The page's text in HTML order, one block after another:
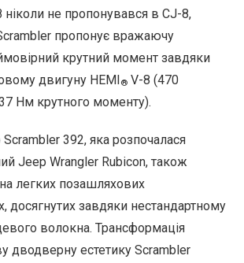
ніколи не пропонувався в CJ-8,
пропонує вражаючу
крутний момент завдяки
двигуну HEMI® V-8 (470
Нм крутного моменту).
392, яка розпочалася
Jeep Wrangler Rubicon, також
легких позашляхових
досягнутих завдяки нестандартному
волокна. Трансформація
дводверну естетику Scrambler